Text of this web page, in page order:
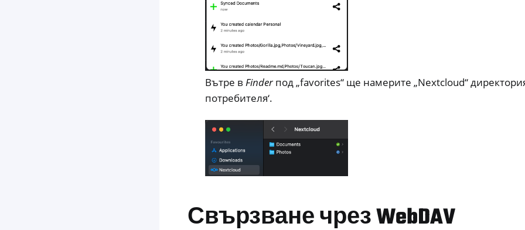
Вътре в Finderпод „favorites“ ще намерите „Nextcloud“
потребителя‘.
Свързване чрез WebDAV